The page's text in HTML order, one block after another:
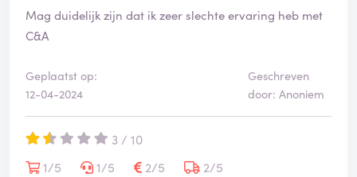
Mag duidelijk zijn dat ik zeer slechte ervaring heb met
C&A
Geplaatst op:
12-04-2024
Geschreven
door: Anoniem
3 / 10
1/5
1/5 2/5
2/5